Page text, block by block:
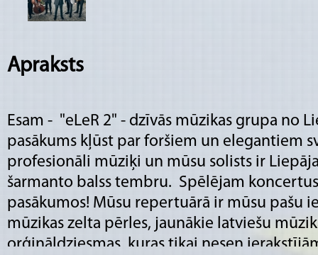
Apraksts
Esam - "eLeR 2" - dzīvās mūzikas grupa no
pasākums kļūst par foršiem un elegantiem
profesionāli mūziķi un mūsu solists ir
šarmanto balss tembru. Spēlējam
pasākumos! Mūsu repertuārā ir mūsu pašu
mūzikas zelta pērles, jaunākie latviešu
orģināldziesmas, kuras tikai nesen